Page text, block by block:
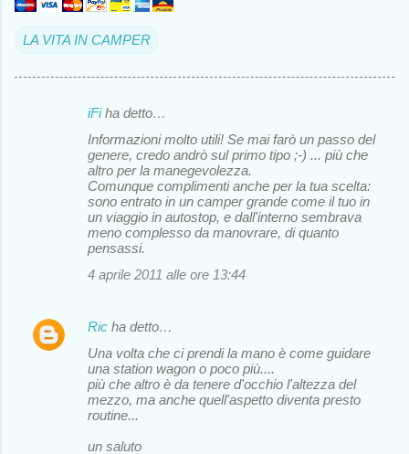
LA VITA IN CAMPER
iFiha detto…
Informazioni molto utili! Se mai farò un passo del
genere, credo andrò sul primo tipo ;-) ... più che
altro per la manegevolezza.
Comunque complimenti anche per la tua scelta:
sono entrato in un camper grande come il tuo in
un viaggio in autostop, e dall'interno sembrava
meno complesso da manovrare, di quanto
pensassi.
4 aprile 2011 alle ore 13:44
Ric ha detto…
Una volta che ci prendi la mano è come guidare
una station wagon o poco più....
più che altro è da tenere d'occhio l'altezza del
mezzo, ma anche quell'aspetto diventa presto
routine...
un saluto